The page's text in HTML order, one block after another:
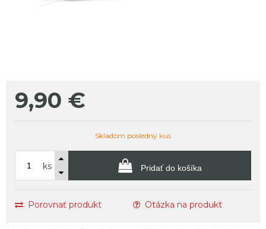
9,90 €
Skladom posledný kus
ks Pridať do košíka
Porovnať produkt Otázka na produkt